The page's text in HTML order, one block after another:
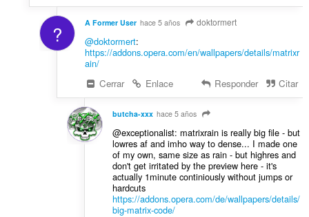
? A Former User hace 5 años doktormert
@doktormert:
https://addons.opera.com/en/wallpapers/details/matrixr
ain/
Cerrar
Enlace Responder Citar
butcha-xxx hace 5 años
@exceptionalist: matrixrain is really big file - but
lowres af and imho way to dense... I made one
of my own, same size as rain - but highres and
don't get irritated by the preview here - it's
actually 1minute continiously without jumps or
hardcuts
https://addons.opera.com/de/wallpapers/details/
big-matrix-code/